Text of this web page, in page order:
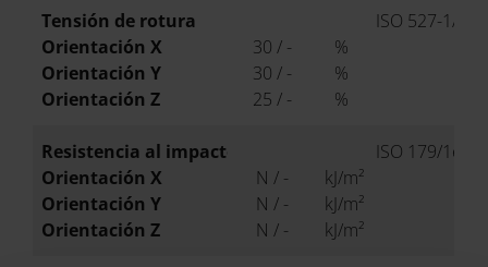
Tensión de rotura
Orientación X
Orientación Y
Orientación Z
30 / -
30 / -
25 / -
%
%
%
ISO 527-1/-2
Resistencia al impacto Charpy (+23°C)
Orientación X
Orientación Y
Orientación Z
N / -
N / -
N / -
kJ/m²
kJ/m²
kJ/m²
ISO 179/1eU